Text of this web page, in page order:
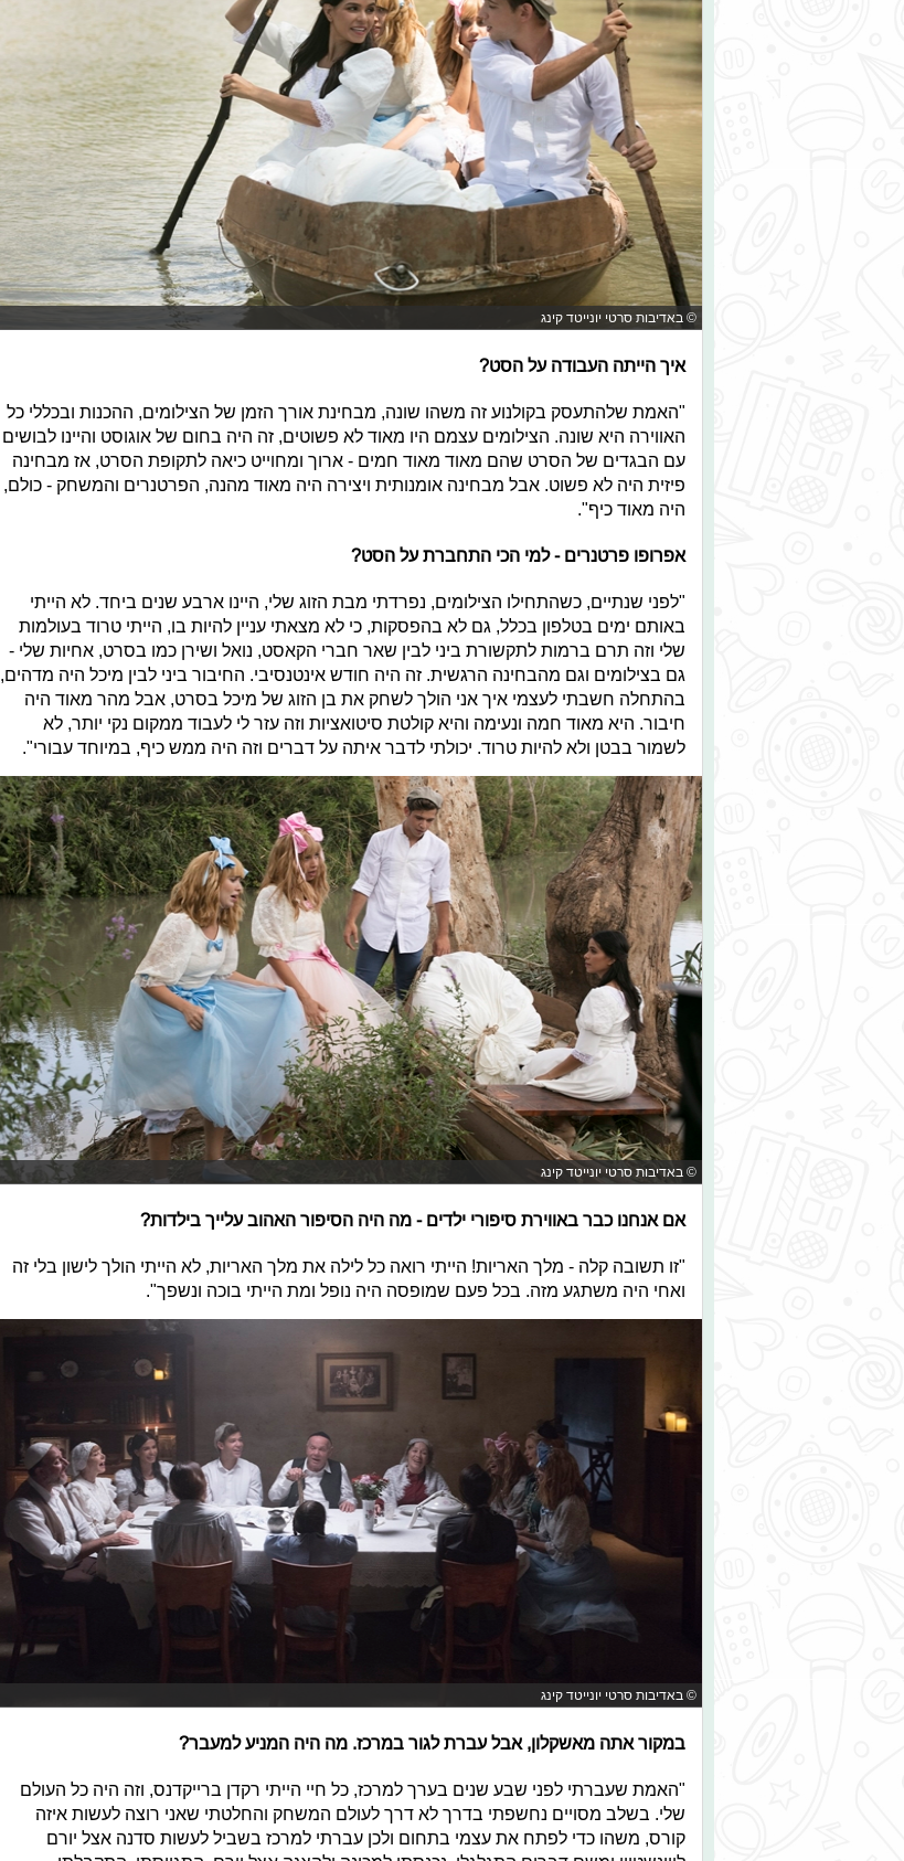
© באדיבות סרטי יונייטד קינג
איך הייתה העבודה על הסט?
"האמת שלהתעסק בקולנוע זה משהו שונה, מבחינת אורך הזמן של הצילומים, ההכנות ובכללי כל
האווירה היא שונה. הצילומים עצמם היו מאוד לא פשוטים, זה היה בחום של אוגוסט והיינו לבושים
עם הבגדים של הסרט שהם מאוד מאוד חמים - ארוך ומחוייט כיאה לתקופת הסרט, אז מבחינה
פיזית היה לא פשוט. אבל מבחינה אומנותית ויצירה היה מאוד מהנה, הפרטנרים והמשחק - כולם,
היה מאוד כיף".
אפרופו פרטנרים - למי הכי התחברת על הסט?
"לפני שנתיים, כשהתחילו הצילומים, נפרדתי מבת הזוג שלי, היינו ארבע שנים ביחד. לא הייתי
באותם ימים בטלפון בכלל, גם לא בהפסקות, כי לא מצאתי עניין להיות בו, הייתי טרוד בעולמות
שלי וזה תרם ברמות לתקשורת ביני לבין שאר חברי הקאסט, נואל ושירן כמו בסרט, אחיות שלי -
גם בצילומים וגם מהבחינה הרגשית. זה היה חודש אינטנסיבי. החיבור ביני לבין מיכל היה מדהים,
בהתחלה חשבתי לעצמי איך אני הולך לשחק את בן הזוג של מיכל בסרט, אבל מהר מאוד היה
חיבור. היא מאוד חמה ונעימה והיא קולטת סיטואציות וזה עזר לי לעבוד ממקום נקי יותר, לא
לשמור בבטן ולא להיות טרוד. יכולתי לדבר איתה על דברים וזה היה ממש כיף, במיוחד עבורי".
© באדיבות סרטי יונייטד קינג
אם אנחנו כבר באווירת סיפורי ילדים - מה היה הסיפור האהוב עלייך בילדות?
"זו תשובה קלה - מלך האריות! הייתי רואה כל לילה את מלך האריות, לא הייתי הולך לישון בלי זה
ואחי היה משתגע מזה. בכל פעם שמופסה היה נופל ומת הייתי בוכה ונשפך".
© באדיבות סרטי יונייטד קינג
במקור אתה מאשקלון, אבל עברת לגור במרכז. מה היה המניע למעבר?
"האמת שעברתי לפני שבע שנים בערך למרכז, כל חיי הייתי רקדן ברייקדנס, וזה היה כל העולם
שלי. בשלב מסויים נחשפתי בדרך לא דרך לעולם המשחק והחלטתי שאני רוצה לעשות איזה
קורס, משהו כדי לפתח את עצמי בתחום ולכן עברתי למרכז בשביל לעשות סדנה אצל יורם